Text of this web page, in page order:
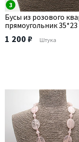
3
Бусы из розового
прямоугольник
1 200 ₽ Штука